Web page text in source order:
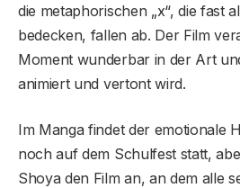
die metaphorischen „x“, die fast
bedecken, fallen ab. Der Film
Moment wunderbar in der Art
animiert und vertont wird.
Im Manga findet der emotionale
noch auf dem Schulfest statt,
Shoya den Film an, an dem alle